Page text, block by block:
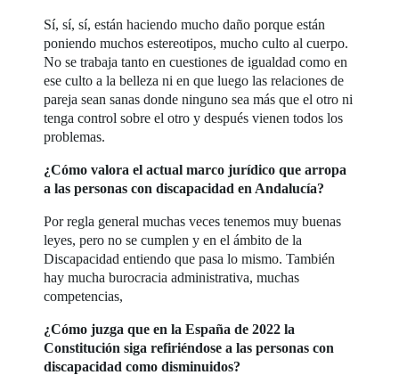
Sí, sí, sí, están haciendo mucho daño porque están
poniendo muchos estereotipos, mucho culto al cuerpo.
No se trabaja tanto en cuestiones de igualdad como en
ese culto a la belleza ni en que luego las relaciones de
pareja sean sanas donde ninguno sea más que el otro ni
tenga control sobre el otro y después vienen todos los
problemas.
¿Cómo valora el actual marco jurídico que arropa
a las personas con discapacidad en Andalucía?
Por regla general muchas veces tenemos muy buenas
leyes, pero no se cumplen y en el ámbito de la
Discapacidad entiendo que pasa lo mismo. También
hay mucha burocracia administrativa, muchas
competencias,
¿Cómo juzga que en la España de 2022 la
Constitución siga refiriéndose a las personas con
discapacidad como disminuidos?